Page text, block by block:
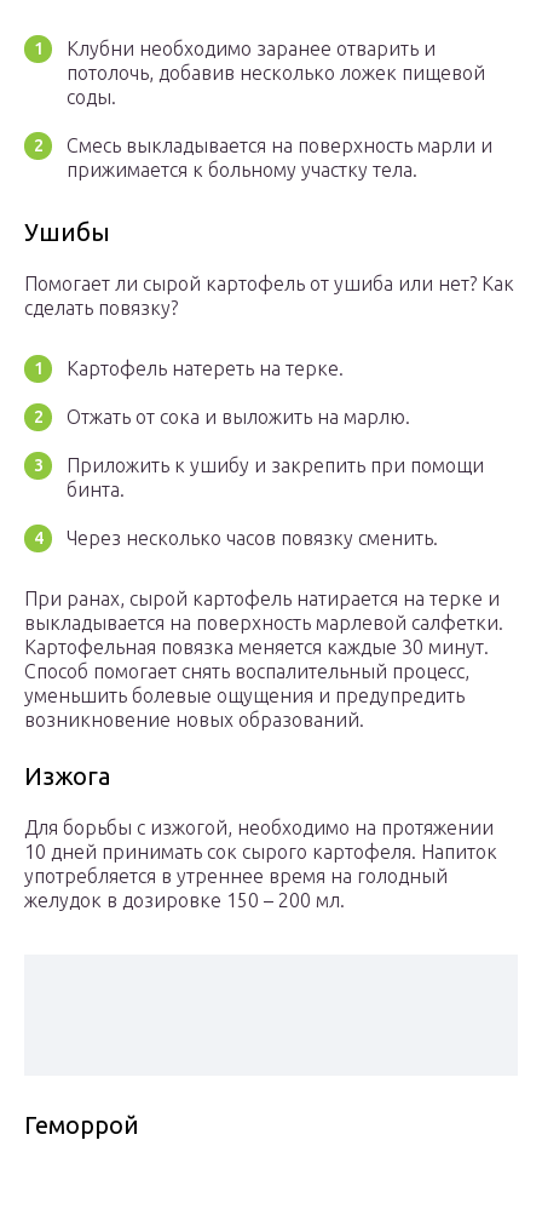
Клубни необходимо заранее отварить и
потолочь, добавив несколько ложек пищевой
соды.
Смесь выкладывается на поверхность марли и
прижимается к больному участку тела.
Ушибы
Помогает ли сырой картофель от ушиба или нет? Как
сделать повязку?
Картофель натереть на терке.
Отжать от сока и выложить на марлю.
Приложить к ушибу и закрепить при помощи
бинта.
Через несколько часов повязку сменить.
При ранах, сырой картофель натирается на терке и
выкладывается на поверхность марлевой салфетки.
Картофельная повязка меняется каждые 30 минут.
Способ помогает снять воспалительный процесс,
уменьшить болевые ощущения и предупредить
возникновение новых образований.
Изжога
Для борьбы с изжогой, необходимо на протяжении
10 дней принимать сок сырого картофеля. Напиток
употребляется в утреннее время на голодный
желудок в дозировке 150 – 200 мл.
Геморрой